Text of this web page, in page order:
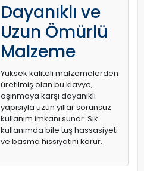
Dayanıklı ve
Uzun Ömürlü
Malzeme
Yüksek kaliteli malzemelerden
üretilmiş olan bu klavye,
aşınmaya karşı dayanıklı
yapısıyla uzun yıllar sorunsuz
kullanım imkanı sunar. Sık
kullanımda bile tuş hassasiyeti
ve basma hissiyatını korur.